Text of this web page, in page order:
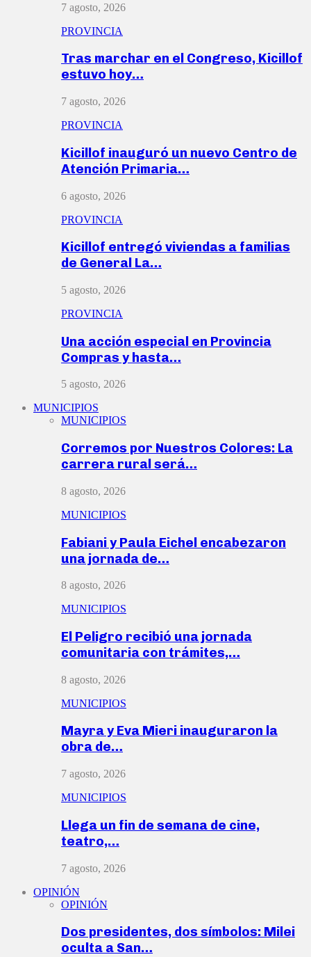
7 agosto, 2026
PROVINCIA
Tras marchar en el Congreso, Kicillof
estuvo hoy…
7 agosto, 2026
PROVINCIA
Kicillof inauguró un nuevo Centro de
Atención Primaria…
6 agosto, 2026
PROVINCIA
Kicillof entregó viviendas a familias
de General La…
5 agosto, 2026
PROVINCIA
Una acción especial en Provincia
Compras y hasta…
5 agosto, 2026
MUNICIPIOS
MUNICIPIOS
Corremos por Nuestros Colores: La
carrera rural será…
8 agosto, 2026
MUNICIPIOS
Fabiani y Paula Eichel encabezaron
una jornada de…
8 agosto, 2026
MUNICIPIOS
El Peligro recibió una jornada
comunitaria con trámites,…
8 agosto, 2026
MUNICIPIOS
Mayra y Eva Mieri inauguraron la
obra de…
7 agosto, 2026
MUNICIPIOS
Llega un fin de semana de cine,
teatro,…
7 agosto, 2026
OPINIÓN
OPINIÓN
Dos presidentes, dos símbolos: Milei
oculta a San…